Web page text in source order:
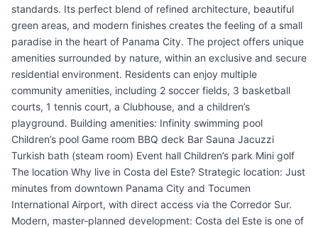
standards. Its perfect blend of refined architecture, beautiful
green areas, and modern finishes creates the feeling of a small
paradise in the heart of Panama City. The project offers unique
amenities surrounded by nature, within an exclusive and secure
residential environment. Residents can enjoy multiple
community amenities, including 2 soccer fields, 3 basketball
courts, 1 tennis court, a Clubhouse, and a children’s
playground. Building amenities: Infinity swimming pool
Children’s pool Game room BBQ deck Bar Sauna Jacuzzi
Turkish bath (steam room) Event hall Children’s park Mini golf
The location Why live in Costa del Este? Strategic location: Just
minutes from downtown Panama City and Tocumen
International Airport, with direct access via the Corredor Sur.
Modern, master-planned development: Costa del Este is one of